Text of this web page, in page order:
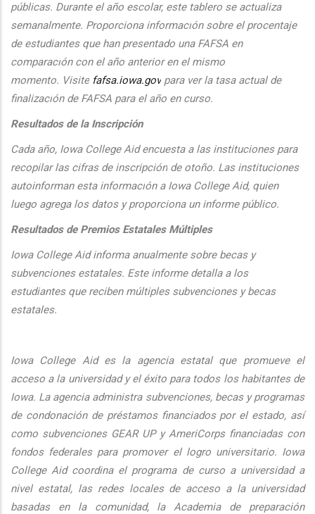
públicas. Durante el año escolar, este tablero se actualiza
semanalmente. Proporciona información sobre el procentaje
de estudiantes que han presentado una FAFSA en
comparación con el año anterior en el mismo
momento. Visite fafsa.iowa.gov para ver la tasa actual de
finalización de FAFSA para el año en curso.
Resultados de la Inscripción
Cada año, Iowa College Aid encuesta a las instituciones para
recopilar las cifras de inscripción de otoño. Las instituciones
autoinforman esta información a Iowa College Aid, quien
luego agrega los datos y proporciona un informe público.
Resultados de Premios Estatales Múltiples
Iowa College Aid informa anualmente sobre becas y
subvenciones estatales. Este informe detalla a los
estudiantes que reciben múltiples subvenciones y becas
estatales.
Iowa College Aid es la agencia estatal que promueve el
acceso a la universidad y el éxito para todos los habitantes de
Iowa. La agencia administra subvenciones, becas y programas
de condonación de préstamos financiados por el estado, así
como subvenciones GEAR UP y AmeriCorps financiadas con
fondos federales para promover el logro universitario. Iowa
College Aid coordina el programa de curso a universidad a
nivel estatal, las redes locales de acceso a la universidad
basadas en la comunidad, la Academia de preparación